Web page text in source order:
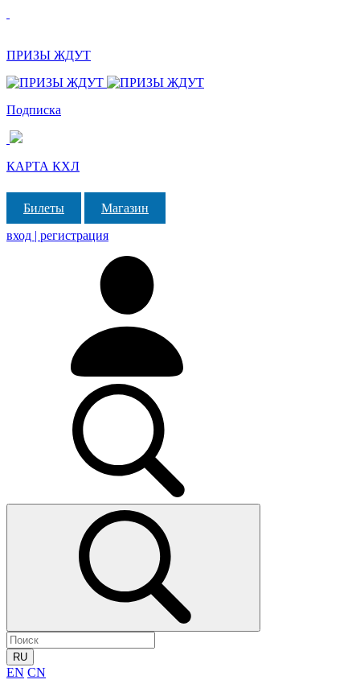
ПРИЗЫ ЖДУТ
Подписка
КАРТА КХЛ
Билеты
Магазин
вход | регистрация
RU
EN CN